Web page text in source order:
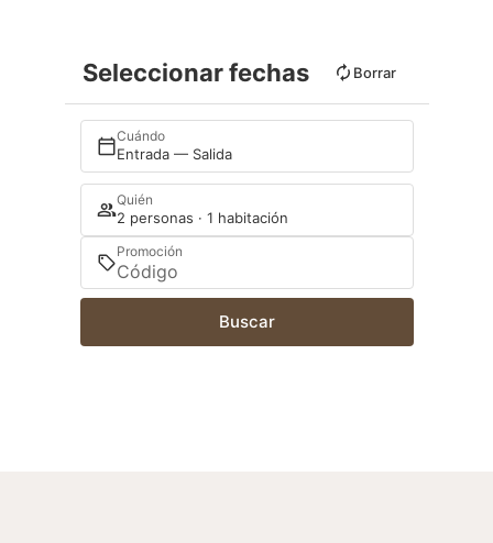
Seleccionar fechas Borrar
Cuándo
Entrada — Salida
Quién
2 personas · 1 habitación
Promoción
Buscar